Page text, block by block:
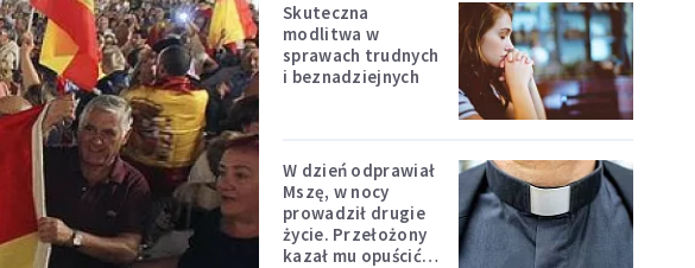
Skuteczna
modlitwa w
sprawach trudnych
i beznadziejnych
W dzień odprawiał
Mszę, w nocy
prowadził drugie
życie. Przełożony
kazał mu opuścić